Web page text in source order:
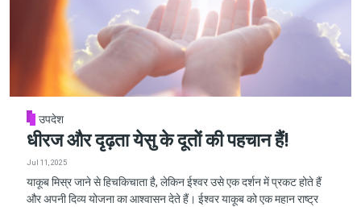
उपदेश
धीरज और दृढ़ता येसु के दूतों की पहचान हैं!
Jul 11, 2025
याकूब मिस्र जाने से हिचकिचाता है, लेकिन ईश्वर उसे एक दर्शन में प्रकट होते हैं
और अपनी दिव्य योजना का आश्वासन देते हैं। ईश्वर याकूब को एक महान राष्ट्र